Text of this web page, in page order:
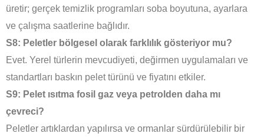
üretir; gerçek temizlik programları soba boyutuna, ayarlara
ve çalışma saatlerine bağlıdır.
S8: Peletler bölgesel olarak farklılık gösteriyor mu?
Evet. Yerel türlerin mevcudiyeti, değirmen uygulamaları ve
standartları baskın pelet türünü ve fiyatını etkiler.
S9: Pelet ısıtma fosil gaz veya petrolden daha mı
çevreci?
Peletler artıklardan yapılırsa ve ormanlar sürdürülebilir bir